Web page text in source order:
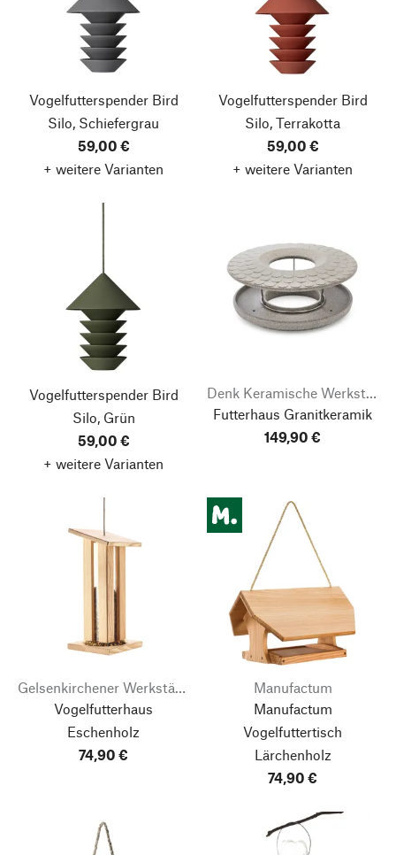
Vogelfutterspender Bird
Silo, Schiefergrau
59,00 €
+ weitere Varianten
Vogelfutterspender Bird
Silo, Terrakotta
59,00 €
+ weitere Varianten
Vogelfutterspender Bird
Silo, Grün
59,00 €
+ weitere Varianten
Denk Keramische Werkstätten
Futterhaus Granitkeramik
149,90 €
Gelsenkirchener Werkstätten
Vogelfutterhaus
Eschenholz
74,90 €
Manufactum
Manufactum
Vogelfuttertisch
Lärchenholz
74,90 €